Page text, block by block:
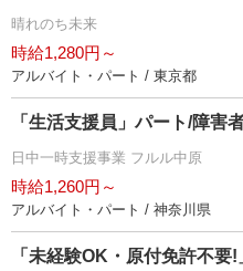
晴れのち未来
時給1,280円～
アルバイト・パート / 東京都
「生活支援員」パート/障害
日中一時支援事業 フルル中原
時給1,260円～
アルバイト・パート / 神奈川県
「未経験OK・原付免許不